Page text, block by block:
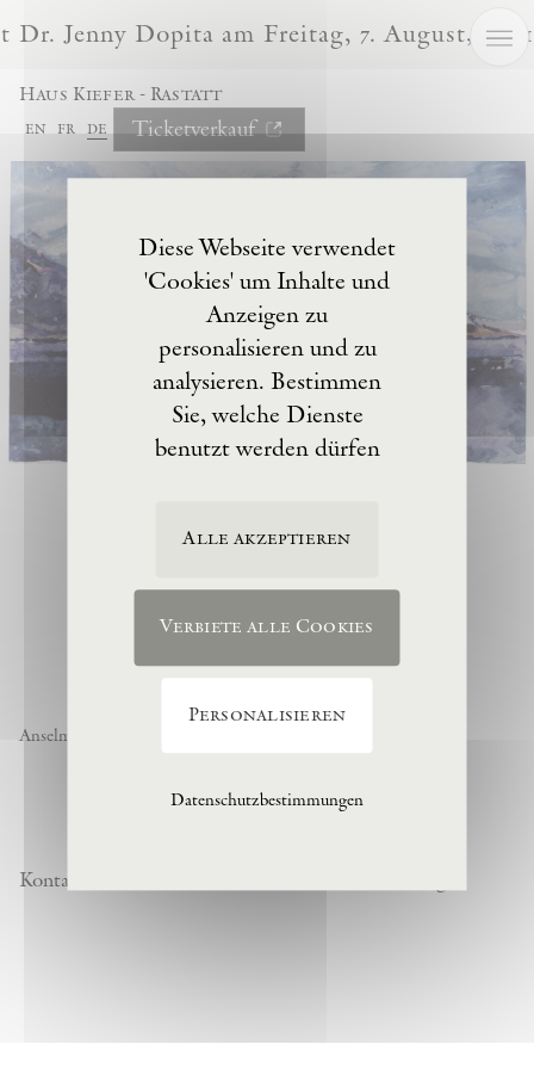
Jenny Dopita am Freitag, 7. August, um
Haus Kiefer - Rastatt
en fr de Ticketverkauf
Anselm Kiefer « Noch nicht » , 1974, (c) Anselm Kiefer
Kontakt
Diese Webseite verwendet
'Cookies' um Inhalte und
Anzeigen zu
personalisieren und zu
analysieren. Bestimmen
Sie, welche Dienste
benutzt werden dürfen
Alle akzeptieren
Verbiete alle Cookies
Personalisieren
Datenschutzbestimmungen